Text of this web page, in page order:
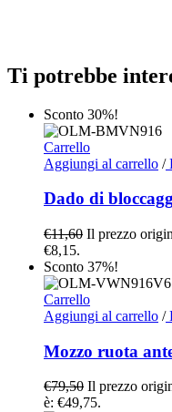
Ti potrebbe
Sconto 30%!
Carrello
Aggiungi al carrello /
Dado di
€11,60 Il prezzo
€8,15.
Sconto 37%!
Carrello
Aggiungi al carrello /
Mozzo ruota
€79,50 Il prezzo
è: €49,75.